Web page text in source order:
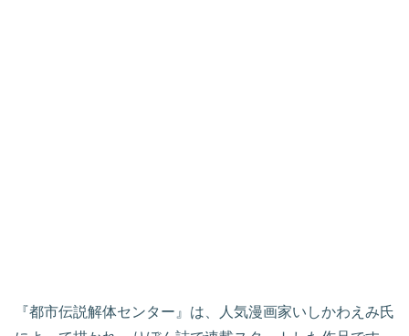
『都市伝説解体センター』は、人気漫画家いしかわえみ氏